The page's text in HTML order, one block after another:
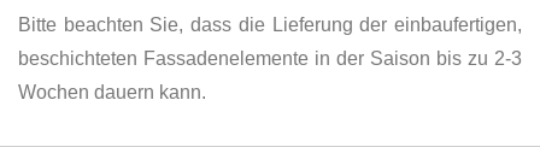
Bitte beachten Sie, dass die Lieferung der einbaufertigen,
beschichteten Fassadenelemente in der Saison bis zu 2-3
Wochen dauern kann.